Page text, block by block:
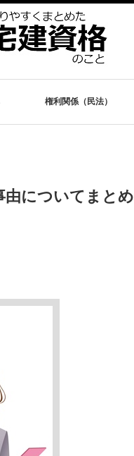
権利関係（民法）
由についてまとめ